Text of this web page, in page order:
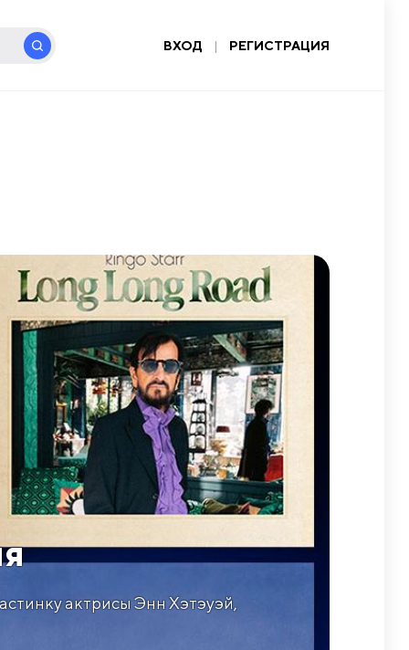
ВХОД | РЕГИСТРАЦИЯ
актрисы Энн Хэтэуэй,